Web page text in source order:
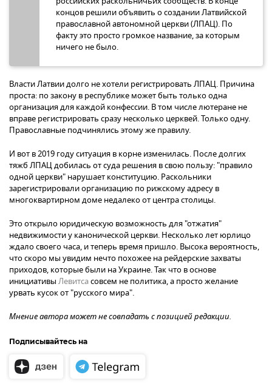
концов решили объявить о создании Латвийской
православной автономной церкви (ЛПАЦ). По
факту это просто громкое название, за которым
ничего не было.
Власти Латвии долго не хотели регистрировать ЛПАЦ. Причина
проста: по закону в республике может быть только одна
организация для каждой конфессии. В том числе лютеране не
вправе регистрировать сразу несколько церквей. Только одну.
Православные подчинялись этому же правилу.
И вот в 2019 году ситуация в корне изменилась. После долгих
тяжб ЛПАЦ добилась от суда решения в свою пользу: "правило
одной церкви" нарушает конституцию. Раскольники
зарегистрировали организацию по рижскому адресу в
многоквартирном доме недалеко от центра столицы.
Это открыло юридическую возможность для "отжатия"
недвижимости у канонической церкви. Несколько лет юрлицо
ждало своего часа, и теперь время пришло. Высока вероятность,
что скоро мы увидим нечто похожее на рейдерские захваты
приходов, которые были на Украине. Так что в основе
инициативы Левитсасовсем не политика, а просто желание
урвать кусок от "русского мира".
Мнение автора может не совпадать с позицией редакции.
Подписывайтесь на